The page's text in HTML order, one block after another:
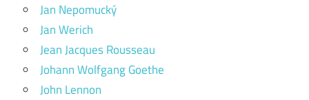
Jan Nepomucký
Jan Werich
Jean Jacques Rousseau
Johann Wolfgang Goethe
John Lennon